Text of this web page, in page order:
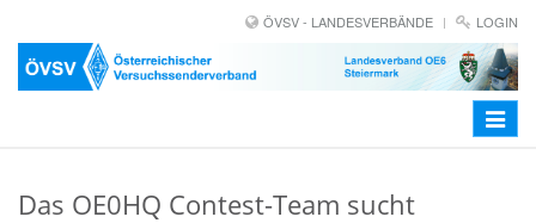
ÖVSV - LANDESVERBÄNDE LOGIN
Toggle
Das OE0HQ Contest-Team sucht